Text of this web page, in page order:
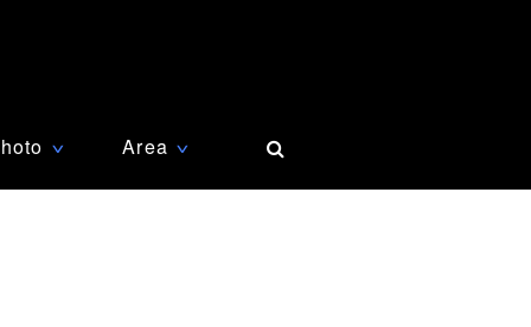
∨ Area ∨